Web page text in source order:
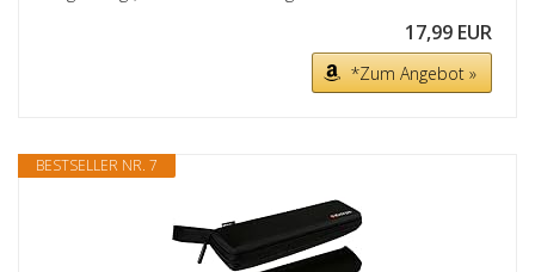
17,99 EUR
*Zum Angebot »
BESTSELLER NR. 7